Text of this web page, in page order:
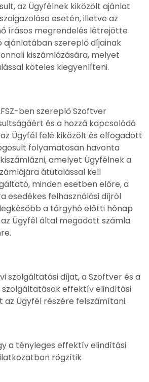
az Ügyfélnek kiközölt ajánlat
esetén, illetve az
írásos megrendelés létrejötte
ajánlatában szereplő díjainak
kiszámlázására, melyet
köteles kiegyenlíteni.
ben szereplő Szoftver
és a hozzá kapcsolódó
Ügyfél felé kiközölt és elfogadott
folyamatosan havonta
amelyet Ügyfélnek a
átutalással kell
minden esetben előre, a
esedékes felhasználási díjról
a tárgyhó előtti hónap
az Ügyfél által megadott számla
szolgáltatási díjat, a Szoftver és a
szolgáltatások effektív elindítási
Ügyfél részére felszámítani.
a tényleges effektív elindítási
rögzítik